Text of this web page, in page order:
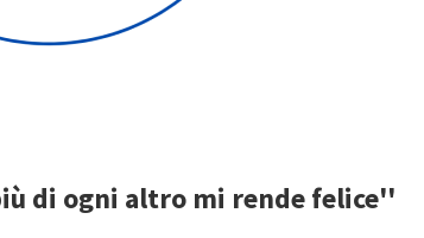
di ogni altro mi rende felice''